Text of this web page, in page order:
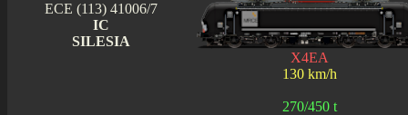
ECE (113) 41006/7
IC
SILESIA
X4EA
130 km/h
270/450 t